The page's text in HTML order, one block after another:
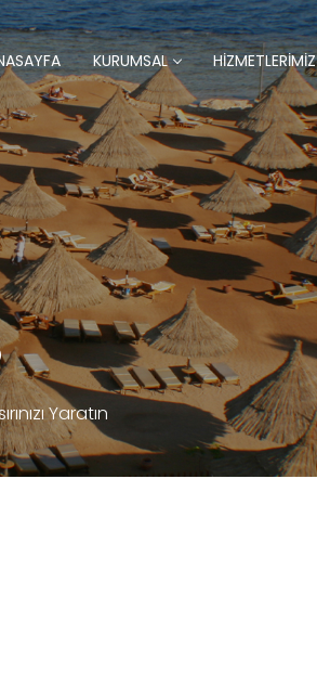
KURUMSAL HİZMETLERİMİZ
Yaratın